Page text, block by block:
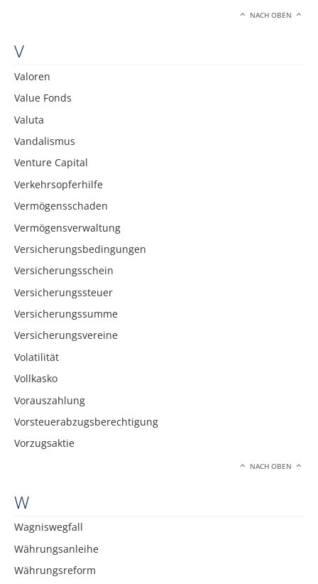
NACH OBEN
V
Valoren
Value Fonds
Valuta
Vandalismus
Venture Capital
Verkehrsopferhilfe
Vermögensschaden
Vermögensverwaltung
Versicherungsbedingungen
Versicherungsschein
Versicherungssteuer
Versicherungssumme
Versicherungsvereine
Volatilität
Vollkasko
Vorauszahlung
Vorsteuerabzugsberechtigung
Vorzugsaktie
NACH OBEN
W
Wagniswegfall
Währungsanleihe
Währungsreform